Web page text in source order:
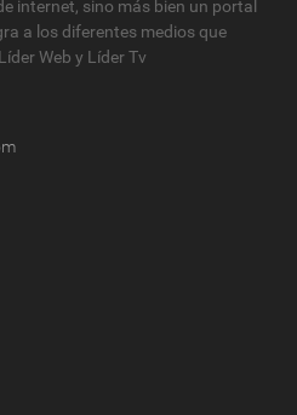
internet, sino más bien un portal
a los diferentes medios que
Web y Líder Tv